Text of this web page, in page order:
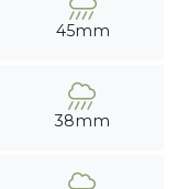
45mm
38mm